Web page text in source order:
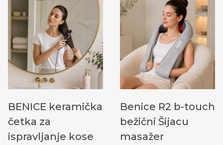
rsd.
12.742
rsd.
BENICE keramička
četka za
ispravljanje kose
Benice R2 b-touch
bežični Šijacu
masažer